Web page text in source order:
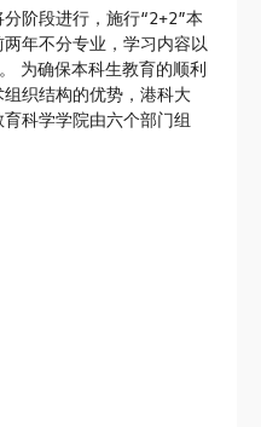
阶段进行，施行“2+2”本
年不分专业，学习内容以
为确保本科生教育的顺利
织结构的优势，港科大
育科学学院由六个部门组